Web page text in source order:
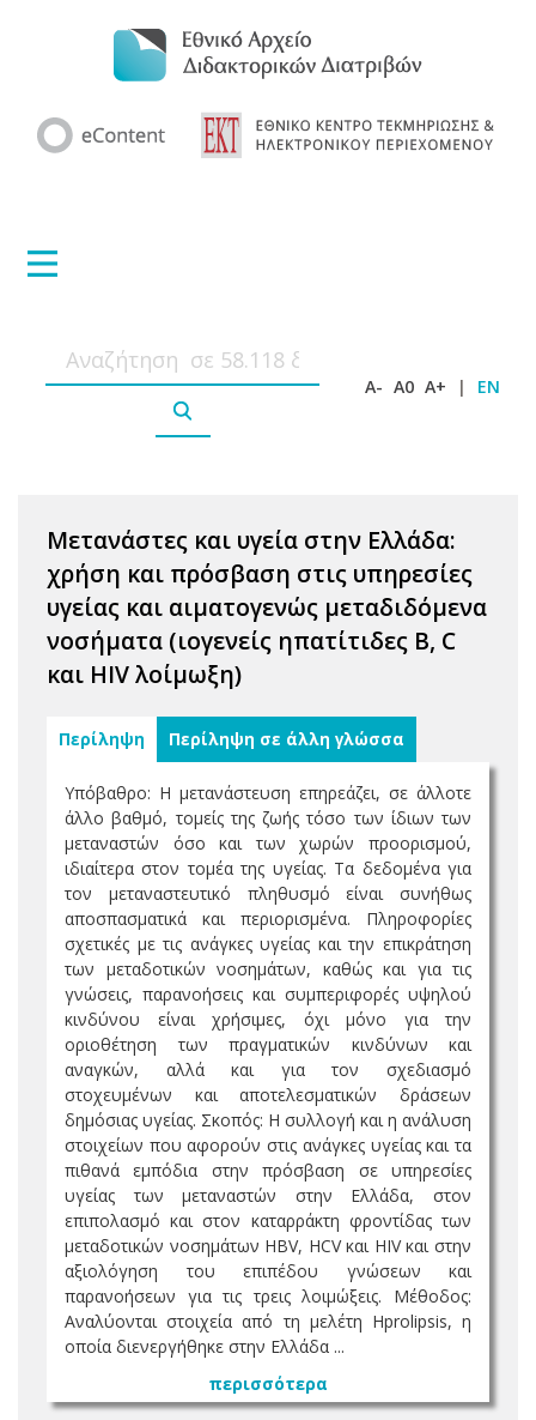
A- A0 A+ | EN
Μετανάστες και υγεία στην Ελλάδα:
χρήση και πρόσβαση στις υπηρεσίες
υγείας και αιματογενώς μεταδιδόμενα
νοσήματα (ιογενείς ηπατίτιδες B, C
και HIV λοίμωξη)
Περίληψη Περίληψη σε άλλη γλώσσα
Υπόβαθρο: Η μετανάστευση επηρεάζει, σε άλλοτε
άλλο βαθμό, τομείς της ζωής τόσο των ίδιων των
μεταναστών όσο και των χωρών προορισμού,
ιδιαίτερα στον τομέα της υγείας. Τα δεδομένα για
τον μεταναστευτικό πληθυσμό είναι συνήθως
αποσπασματικά και περιορισμένα. Πληροφορίες
σχετικές με τις ανάγκες υγείας και την επικράτηση
των μεταδοτικών νοσημάτων, καθώς και για τις
γνώσεις, παρανοήσεις και συμπεριφορές υψηλού
κινδύνου είναι χρήσιμες, όχι μόνο για την
οριοθέτηση των πραγματικών κινδύνων και
αναγκών, αλλά και για τον σχεδιασμό
στοχευμένων και αποτελεσματικών δράσεων
δημόσιας υγείας. Σκοπός: Η συλλογή και η ανάλυση
στοιχείων που αφορούν στις ανάγκες υγείας και τα
πιθανά εμπόδια στην πρόσβαση σε υπηρεσίες
υγείας των μεταναστών στην Ελλάδα, στον
επιπολασμό και στον καταρράκτη φροντίδας των
μεταδοτικών νοσημάτων HBV, HCV και HIV και στην
αξιολόγηση του επιπέδου γνώσεων και
παρανοήσεων για τις τρεις λοιμώξεις. Μέθοδος:
Αναλύονται στοιχεία από τη μελέτη Hprolipsis, η
οποία διενεργήθηκε στην Ελλάδα ...
περισσότερα